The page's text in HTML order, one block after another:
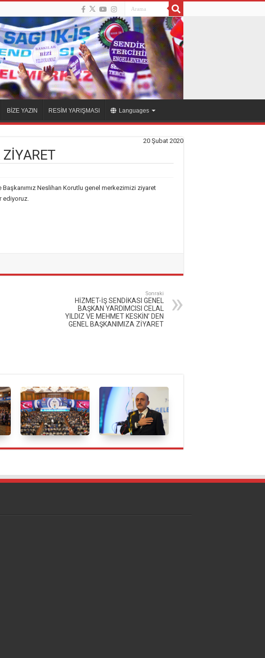
BİZE YAZIN RESİM YARIŞMASI Languages
20 Şubat 2020
Başkanımız Neslihan Korutlu genel merkezimizi ziyaret
ediyoruz.
Sonraki
HİZMET-İŞ SENDİKASI GENEL
BAŞKAN YARDIMCISI CELAL
YILDIZ VE MEHMET KESKİN’ DEN
GENEL BAŞKANIMIZA ZİYARET